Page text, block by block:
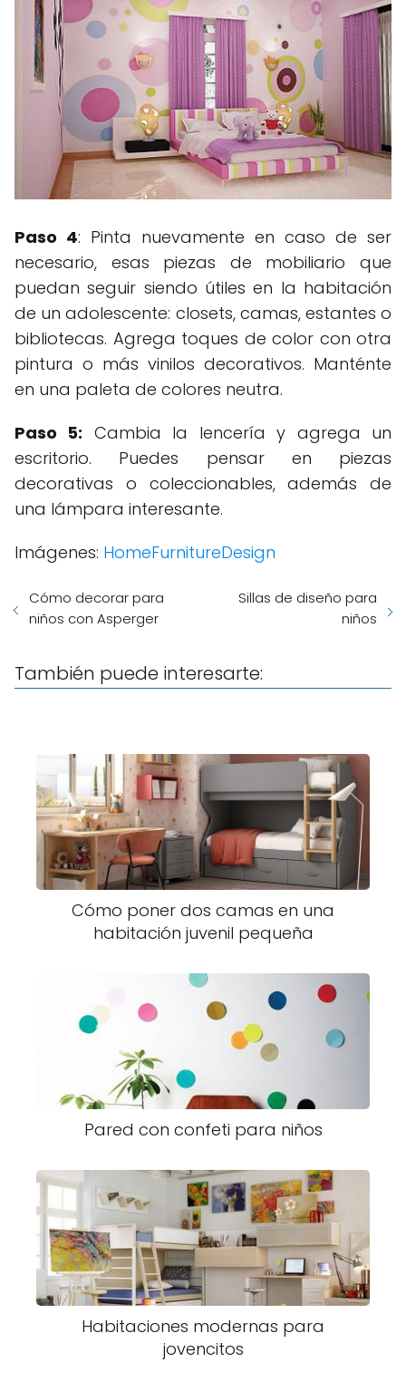
Paso 4: Pinta nuevamente en caso de ser
necesario, esas piezas de mobiliario que
puedan seguir siendo útiles en la habitación
de un adolescente: closets, camas, estantes o
bibliotecas. Agrega toques de color con otra
pintura o más vinilos decorativos. Manténte
en una paleta de colores neutra.
Paso 5: Cambia la lencería y agrega un
escritorio. Puedes pensar en piezas
decorativas o coleccionables, además de
una lámpara interesante.
Imágenes: HomeFurnitureDesign
Cómo decorar para
niños con Asperger
Sillas de diseño para
niños
También puede interesarte:
Cómo poner dos camas en una
habitación juvenil pequeña
Pared con confeti para niños
Habitaciones modernas para
jovencitos